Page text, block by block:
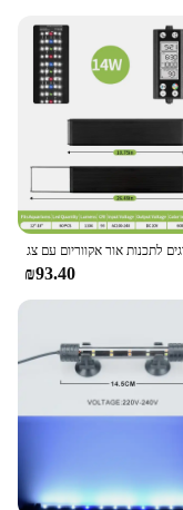
₪93.40